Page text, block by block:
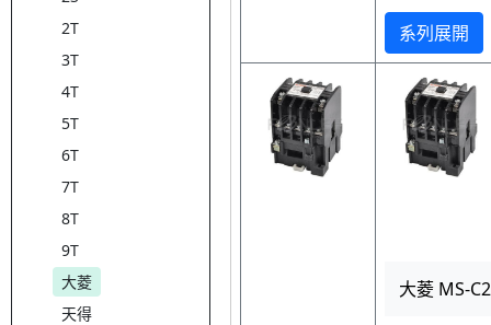
2T
3T
4T
5T
6T
7T
8T
9T
大菱
天得
系列展開
大菱 MS-